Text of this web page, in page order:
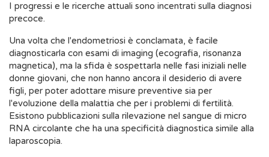
I progressi e le ricerche attuali sono incentrati sulla diagnosi
precoce.
Una volta che l'endometriosi è conclamata, è facile
diagnosticarla con esami di imaging (ecografia, risonanza
magnetica), ma la sfida è sospettarla nelle fasi iniziali nelle
donne giovani, che non hanno ancora il desiderio di avere
figli, per poter adottare misure preventive sia per
l'evoluzione della malattia che per i problemi di fertilità.
Esistono pubblicazioni sulla rilevazione nel sangue di micro
RNA circolante che ha una specificità diagnostica simile alla
laparoscopia.